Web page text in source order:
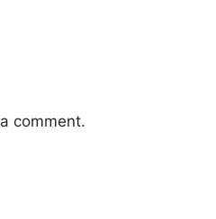
comment.